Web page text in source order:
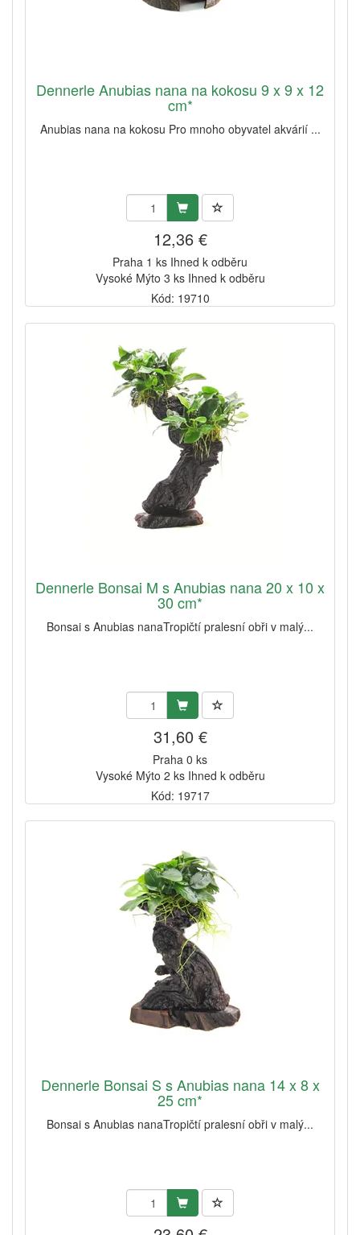
Dennerle Anubias nana na kokosu 9 x 9 x 12
cm*
Anubias nana na kokosu Pro mnoho obyvatel akvárií ...
12,36 €
Praha 1 ks Ihned k odběru
Vysoké Mýto 3 ks Ihned k odběru
Kód: 19710
Dennerle Bonsai M s Anubias nana 20 x 10 x
30 cm*
Bonsai s Anubias nanaTropičtí pralesní obři v malý...
31,60 €
Praha 0 ks
Vysoké Mýto 2 ks Ihned k odběru
Kód: 19717
Dennerle Bonsai S s Anubias nana 14 x 8 x
25 cm*
Bonsai s Anubias nanaTropičtí pralesní obři v malý...